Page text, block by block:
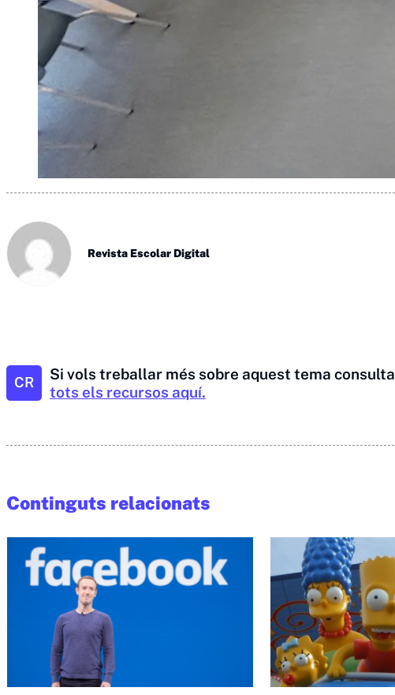
Revista Escolar Digital
CR
Si vols treballar més sobre aquest tema consulta
tots els recursos aquí.
Continguts relacionats